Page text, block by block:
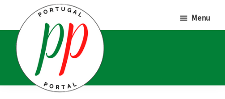
hoofd
inhoud
eerste
sidebar
voettekst
Menu